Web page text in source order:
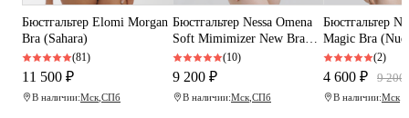
Бюстгальтер Elomi Morgan
Bra (Sahara)
(81)
11 500 ₽
В наличии:Мск СПб
Бюстгальтер Nessa Omena
Soft Mimimizer New Bra
(Black)
(10)
9 200 ₽
В наличии:Мск СПб
Бюстгальтер
Magic Bra
(2)
4 600 ₽ 9 200
В наличии:Мск